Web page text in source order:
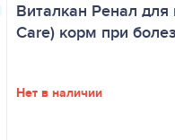
Виталкан Ренал для
Care) корм при
Нет в наличии